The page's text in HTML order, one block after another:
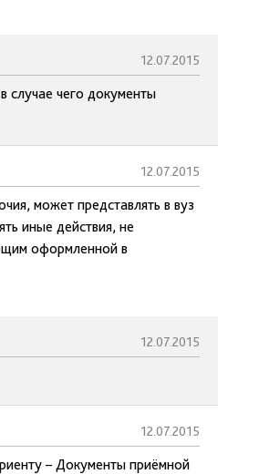
12.07.2015
случае чего документы
12.07.2015
может представлять в вуз
иные действия, не
оформленной в
12.07.2015
12.07.2015
– Документы приёмной